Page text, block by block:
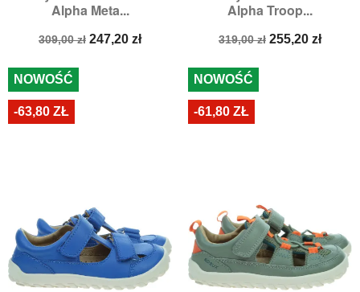
Alpha Meta...
Cena
309,00 zł Cena
247,20 zł
Alpha Troop...
Cena
319,00 zł Cena
255,20 zł
NOWOŚĆ
-63,80 ZŁ
NOWOŚĆ
-61,80 ZŁ